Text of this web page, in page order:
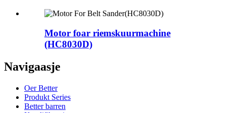
Motor foar riemskuurmachine
(HC8030D)
Navigaasje
Oer Better
Produkt Series
Better barren